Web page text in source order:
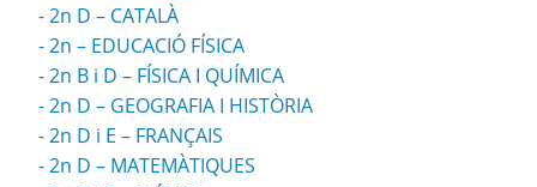
2n D – CATALÀ
2n – EDUCACIÓ FÍSICA
2n B i D – FÍSICA I QUÍMICA
2n D – GEOGRAFIA I HISTÒRIA
2n D i E – FRANÇAIS
2n D – MATEMÀTIQUES